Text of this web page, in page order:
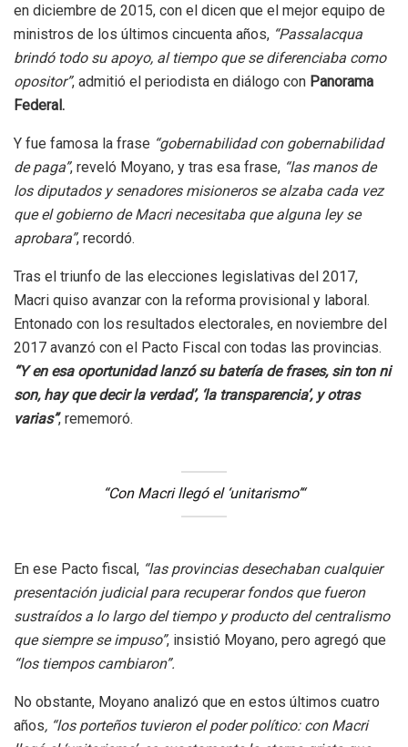
en diciembre de 2015, con el dicen que el mejor equipo de
ministros de los últimos cincuenta años, “Passalacqua
brindó todo su apoyo, al tiempo que se diferenciaba como
opositor”, admitió el periodista en diálogo con Panorama
Federal.
Y fue famosa la frase “gobernabilidad con gobernabilidad
de paga”, reveló Moyano, y tras esa frase, “las manos de
los diputados y senadores misioneros se alzaba cada vez
que el gobierno de Macri necesitaba que alguna ley se
aprobara”, recordó.
Tras el triunfo de las elecciones legislativas del 2017,
Macri quiso avanzar con la reforma provisional y laboral.
Entonado con los resultados electorales, en noviembre del
2017 avanzó con el Pacto Fiscal con todas las provincias.
“Y en esa oportunidad lanzó su batería de frases, sin ton ni
son, hay que decir la verdad’, ‘la transparencia’, y otras
varias”, rememoró.
“Con Macri llegó el ‘unitarismo’“
En ese Pacto fiscal, “las provincias desechaban cualquier
presentación judicial para recuperar fondos que fueron
sustraídos a lo largo del tiempo y producto del centralismo
que siempre se impuso”, insistió Moyano, pero agregó que
“los tiempos cambiaron”.
No obstante, Moyano analizó que en estos últimos cuatro
años, “los porteños tuvieron el poder político: con Macri